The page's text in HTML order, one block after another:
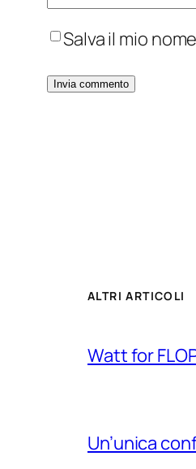
Salva il mio
ALTRI ARTICOLI
Watt for
Un’unica